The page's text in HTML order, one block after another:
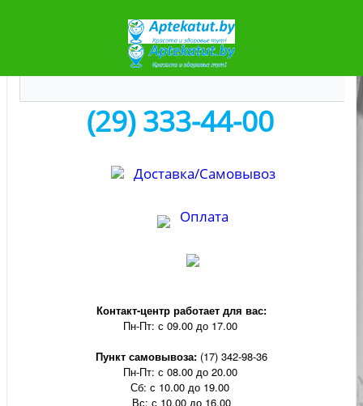
(29) 333-44-00
Доставка/Самовывоз
Оплата
Контакт-центр работает для вас:
Пн-Пт: с 09.00 до 17.00
Пункт самовывоза: (17) 342-98-36
Пн-Пт: с 08.00 до 20.00
Сб: с 10.00 до 19.00
Вс: с 10.00 до 16.00